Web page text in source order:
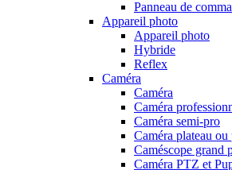
Panneau de
Appareil photo
Appareil photo
Hybride
Reflex
Caméra
Caméra
Caméra
Caméra semi-pro
Caméra plateau
Caméscope grand
Caméra PTZ et